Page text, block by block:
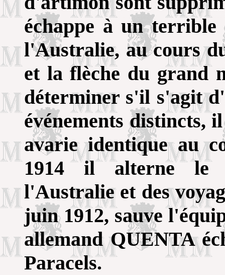
échappe à un terrible
l'Australie, au cours
et la flèche du grand
déterminer s'il s'agit
événements distincts,
avarie identique au
1914 il alterne le
l'Australie et des
juin 1912, sauve
allemand QUENTA
Paracels.